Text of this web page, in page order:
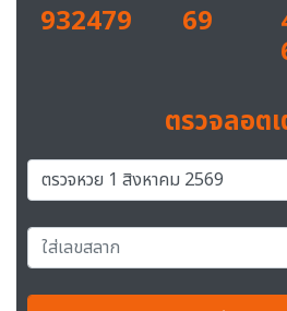
932479 69
ตรวจลอต